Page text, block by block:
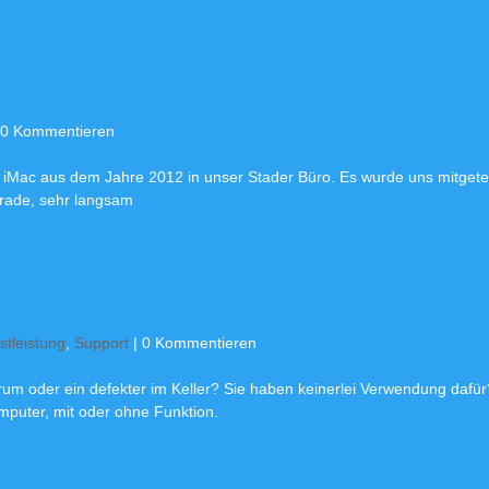
Kommentieren
aus dem Jahre 2012 in unser Stader Büro. Es wurde uns
sehr langsam
Support | 0 Kommentieren
oder ein defekter im Keller? Sie haben keinerlei Verwendung
mit oder ohne Funktion.